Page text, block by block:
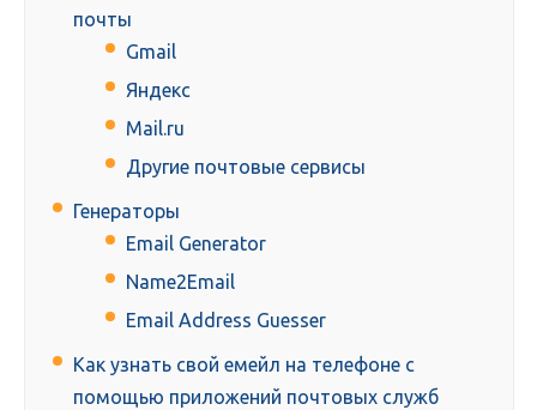
почты
Gmail
Яндекс
Mail.ru
Другие почтовые сервисы
Генераторы
Email Generator
Name2Email
Email Address Guesser
Как узнать свой емейл на телефоне с
помощью приложений почтовых служб